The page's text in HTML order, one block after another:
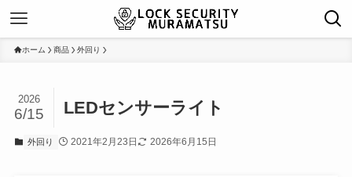
ホーム 商品 外回り
LEDセンサーライト
2026
6/15
外回り 2021年2月23日 2026年6月15日